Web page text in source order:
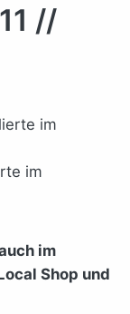
//
im
im
Shop und